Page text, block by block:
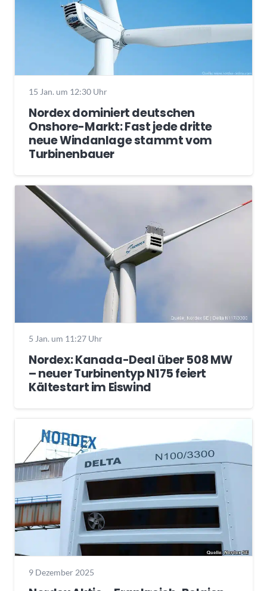
15 Jan. um 12:30 Uhr
Nordex dominiert deutschen
Onshore-Markt: Fast jede dritte
neue Windanlage stammt vom
Turbinenbauer
5 Jan. um 11:27 Uhr
Nordex: Kanada-Deal über 508 MW
– neuer Turbinentyp N175 feiert
Kältestart im Eiswind
9 Dezember 2025